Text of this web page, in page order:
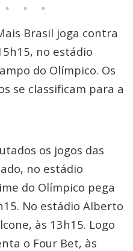
Brasil joga contra
no estádio
do Olímpico. Os
se classificam para a
os jogos das
no estádio
do Olímpico pega
No estádio Alberto
às 13h15. Logo
o Four Bet, às